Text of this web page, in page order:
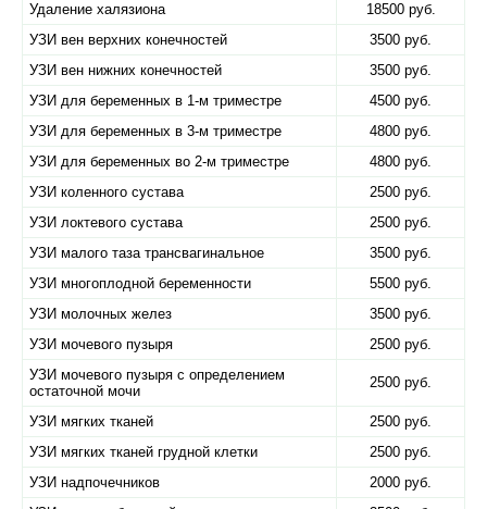
Удаление халязиона
18500 руб.
УЗИ вен верхних конечностей
3500 руб.
УЗИ вен нижних конечностей
3500 руб.
УЗИ для беременных в 1-м триместре
4500 руб.
УЗИ для беременных в 3-м триместре
4800 руб.
УЗИ для беременных во 2-м триместре
4800 руб.
УЗИ коленного сустава
2500 руб.
УЗИ локтевого сустава
2500 руб.
УЗИ малого таза трансвагинальное
3500 руб.
УЗИ многоплодной беременности
5500 руб.
УЗИ молочных желез
3500 руб.
УЗИ мочевого пузыря
2500 руб.
УЗИ мочевого пузыря с определением
остаточной мочи
2500 руб.
УЗИ мягких тканей
2500 руб.
УЗИ мягких тканей грудной клетки
2500 руб.
УЗИ надпочечников
2000 руб.